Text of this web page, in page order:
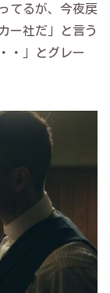
てるが、今夜戻
ー社だ」と言う
・」とグレー